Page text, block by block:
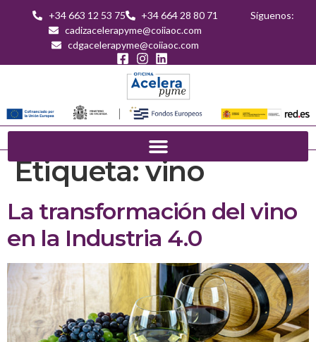
+34 663 12 53 75
+34 664 28 80 71
cadizacelerapyme@coiiaoc.com
cdgacelerapyme@coiiaoc.com
Síguenos:
Etiqueta:vino
La transformación del vino
en la Industria 4.0